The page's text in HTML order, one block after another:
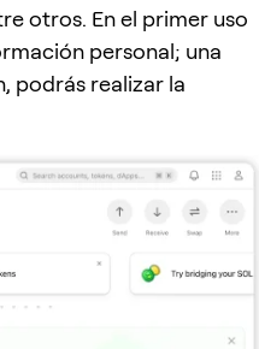
otros. En el primer uso
personal; una
podrás realizar la